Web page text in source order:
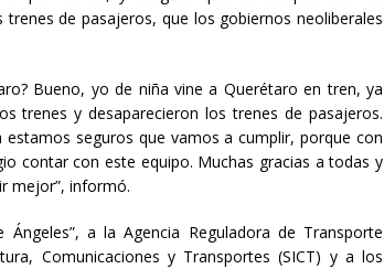
de pasajeros, que los gobiernos neoliberales
Bueno, yo de niña vine a Querétaro en tren, ya
trenes y desaparecieron los trenes de pasajeros.
seguros que vamos a cumplir, porque con
contar con este equipo. Muchas gracias a todas y
mejor”, informó.
a la Agencia Reguladora de Transporte
Comunicaciones y Transportes (SICT) y a los